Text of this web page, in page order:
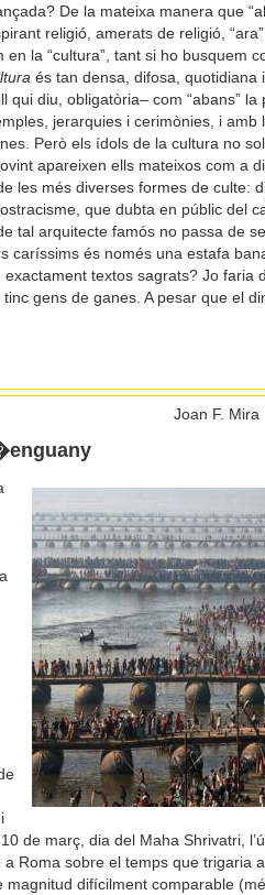
De la mateixa manera que
religió, amerats de religió,
la “cultura”, tant si ho busquem
és tan densa, difosa,
qui diu, obligatòria– com “abans”
jerarquies i cerimònies, i amb
Però els ídols de la cultura no
apareixen ells mateixos com a
les més diverses formes de culte:
que dubta en públic del
tal arquitecte famós no passa de
caríssims és només una estafa
textos sagrats? Jo faria
gens de ganes. A pesar que el
Joan F.
de març, dia del Maha Shrivatri,
a Roma sobre el temps que trigaria
magnitud difícilment comparable